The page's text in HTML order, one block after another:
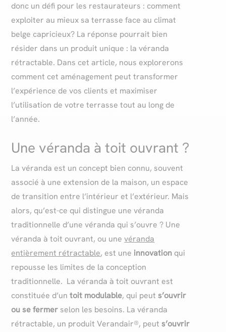
donc un défi pour les restaurateurs : comment
exploiter au mieux sa terrasse face au climat
belge capricieux? La réponse pourrait bien
résider dans un produit unique : la véranda
rétractable. Dans cet article, nous explorerons
comment cet aménagement peut transformer
l’expérience de vos clients et maximiser
l’utilisation de votre terrasse tout au long de
l’année.
Une véranda à toit ouvrant ?
La véranda est un concept bien connu, souvent
associé à une extension de la maison, un espace
de transition entre l’intérieur et l’extérieur. Mais
alors, qu’est-ce qui distingue une véranda
traditionnelle d’une véranda qui s’ouvre ? Une
véranda à toit ouvrant, ou unevéranda
entièrement rétractable, est une innovation qui
repousse les limites de la conception
traditionnelle. La véranda à toit ouvrant est
constituée d’untoit modulable, qui peuts’ouvrir
ou se fermerselon les besoins. La véranda
rétractable, un produit Verandair®, peuts’ouvrir